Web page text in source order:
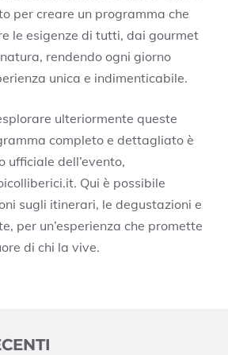
per creare un programma che
le esigenze di tutti, dai gourmet
rendendo ogni giorno
unica e indimenticabile.
ulteriormente queste
completo e dettagliato è
ufficiale dell’evento,
Qui è possibile
sugli itinerari, le degustazioni e
per un’esperienza che promette
di chi la vive.